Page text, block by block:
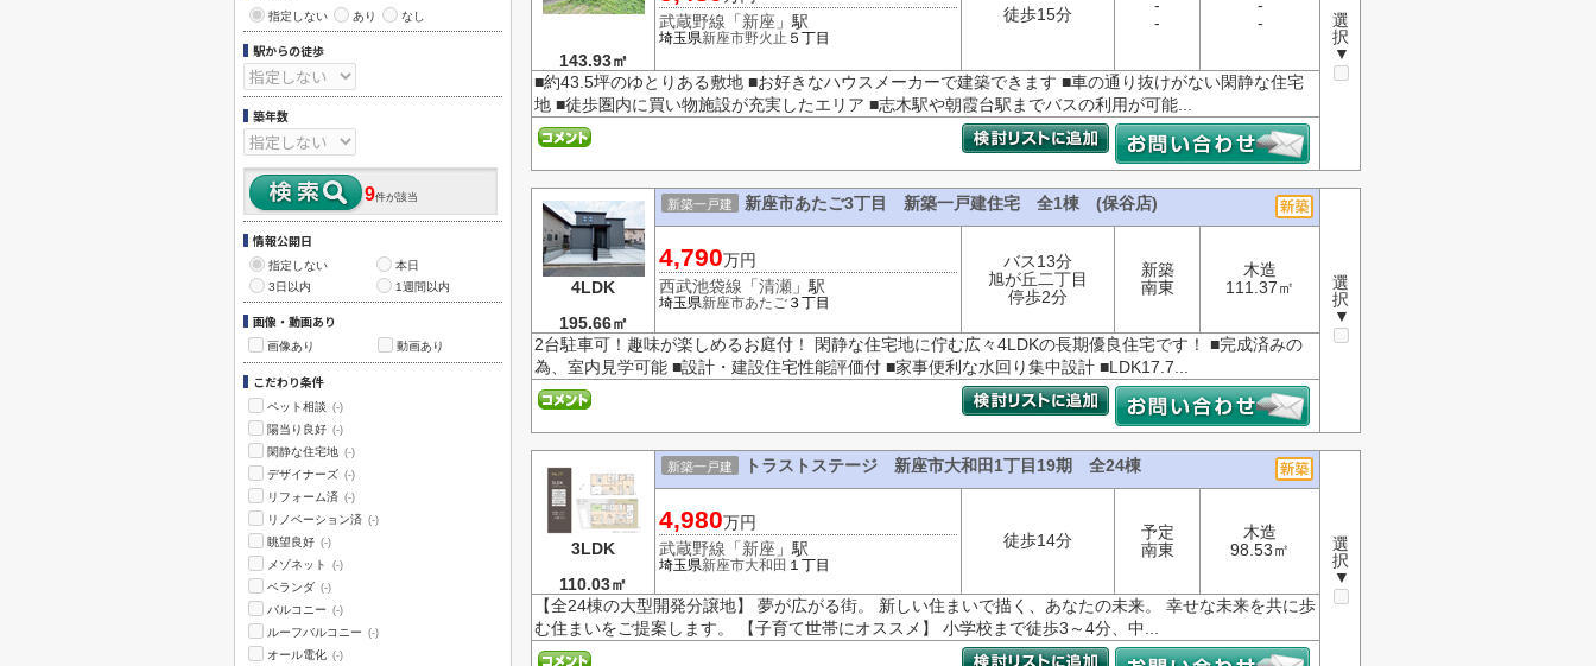
143.93㎡
選
択
▼
武蔵野線 「新座 」駅
埼玉県新座市野火止 ５丁目
徒歩15分
-
-
-
-
■約43.5坪のゆとりある敷地 ■お好きなハウスメーカーで建築できます ■車の通り抜けがない閑静な住宅
地 ■徒歩圏内に買い物施設が充実したエリア ■志木駅や朝霞台駅までバスの利用が可能...
4LDK
195.66㎡
新築一戸建 新座市あたご3丁目 新築一戸建住宅 全1棟 (保谷店)
選
択
▼
4,790万円
西武池袋線 「清瀬 」駅
埼玉県新座市あたご ３丁目
バス13分
旭が丘二丁目
停歩2分
新築
南東
木造
111.37㎡
2台駐車可！趣味が楽しめるお庭付！ 閑静な住宅地に佇む広々4LDKの長期優良住宅です！ ■完成済みの
為、室内見学可能 ■設計・建設住宅性能評価付 ■家事便利な水回り集中設計 ■LDK17.7...
3LDK
110.03㎡
新築一戸建 トラストステージ 新座市大和田1丁目19期 全24棟
選
択
▼
4,980万円
武蔵野線 「新座 」駅
埼玉県新座市大和田 １丁目
徒歩14分
予定
南東
木造
98.53㎡
【全24棟の大型開発分譲地】 夢が広がる街。 新しい住まいで描く、あなたの未来。 幸せな未来を共に歩
む住まいをご提案します。 【子育て世帯にオススメ】 小学校まで徒歩3～4分、中...
指定しない あり なし
駅からの徒歩
築年数
9件が該当
情報公開日
指定しない
本日
3日以内
1週間以内
画像・動画あり
画像あり 動画あり
こだわり条件
ペット相談 (-)
陽当り良好 (-)
閑静な住宅地 (-)
デザイナーズ (-)
リフォーム済 (-)
リノベーション済 (-)
眺望良好 (-)
メゾネット (-)
ベランダ (-)
バルコニー (-)
ルーフバルコニー (-)
オール電化 (-)